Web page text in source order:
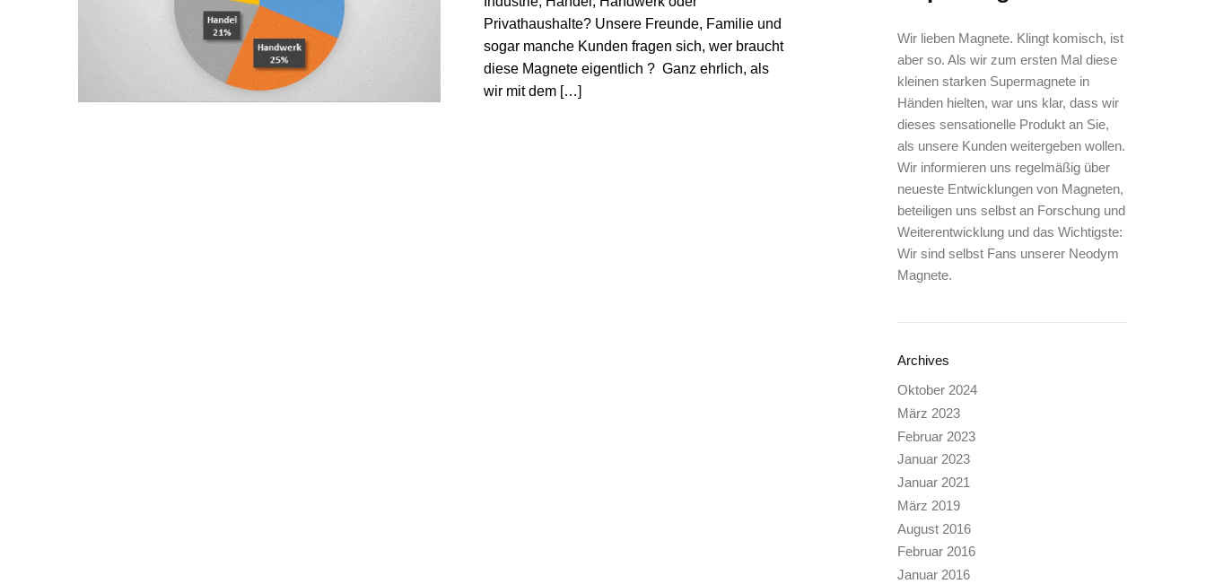
Privathaushalte? Unsere Freunde, Familie und
sogar manche Kunden fragen sich, wer braucht
diese Magnete eigentlich ? Ganz ehrlich, als
wir mit dem […]
Wir lieben Magnete. Klingt komisch, ist
aber so. Als wir zum ersten Mal diese
kleinen starken Supermagnete in
Händen hielten, war uns klar, dass wir
dieses sensationelle Produkt an Sie,
als unsere Kunden weitergeben wollen.
Wir informieren uns regelmäßig über
neueste Entwicklungen von Magneten,
beteiligen uns selbst an Forschung und
Weiterentwicklung und das Wichtigste:
Wir sind selbst Fans unserer Neodym
Magnete.
Archives
Oktober 2024
März 2023
Februar 2023
Januar 2023
Januar 2021
März 2019
August 2016
Februar 2016
Januar 2016